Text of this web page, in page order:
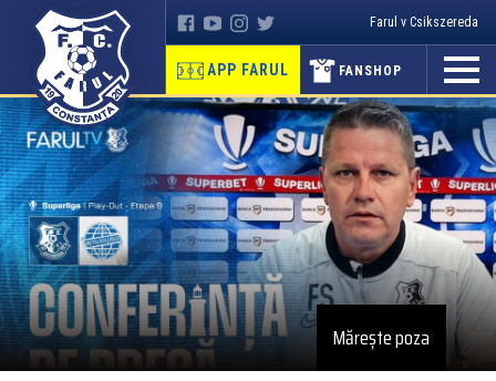
Farul v Csikszereda
APP FARUL FANSHOP
Mărește poza